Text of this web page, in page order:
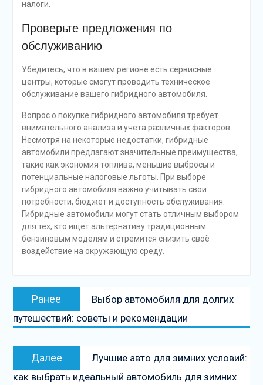
налоги.
Проверьте предложения по
обслуживанию
Убедитесь, что в вашем регионе есть сервисные
центры, которые смогут проводить техническое
обслуживание вашего гибридного автомобиля.
Вопрос о покупке гибридного автомобиля требует
внимательного анализа и учета различных факторов.
Несмотря на некоторые недостатки, гибридные
автомобили предлагают значительные преимущества,
такие как экономия топлива, меньшие выбросы и
потенциальные налоговые льготы. При выборе
гибридного автомобиля важно учитывать свои
потребности, бюджет и доступность обслуживания.
Гибридные автомобили могут стать отличным выбором
для тех, кто ищет альтернативу традиционным
бензиновым моделям и стремится снизить своё
воздействие на окружающую среду.
Навигация
записям
Ранее
Предыдущая
запись:
Выбор автомобиля для долгих
путешествий: советы и рекомендации
Далее
Следующая
запись
Лучшие авто для зимних условий:
как выбрать идеальный автомобиль для зимних